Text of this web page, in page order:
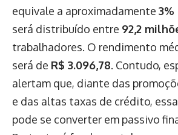
equivale a aproximadamente 3%
será distribuído entre 92,2
trabalhadores. O rendimento
será de R$ 3.096,78. Contudo,
alertam que, diante das
e das altas taxas de crédito,
pode se converter em passivo